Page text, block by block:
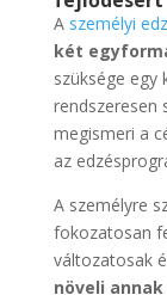
A személyi
két
szüksége egy
rendszeresen
megismeri a
az
A személyre
fokozatosan
változatosak
növeli